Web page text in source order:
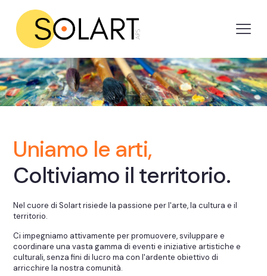
Uniamo le arti,
Coltiviamo il territorio.
Nel cuore di Solart risiede la passione per l'arte, la cultura e il
territorio.
Ci impegniamo attivamente per promuovere, sviluppare e
coordinare una vasta gamma di eventi e iniziative artistiche e
culturali, senza fini di lucro ma con l'ardente obiettivo di
arricchire la nostra comunità.